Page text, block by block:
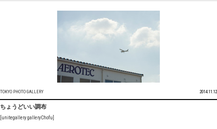
TOKYO PHOTO GALLERY 2014.11.12
ちょうどいい調布
[unitegallery galleryChofu]